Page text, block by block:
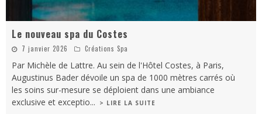
Le nouveau spa du Costes
7 janvier 2026 Créations Spa
Par Michèle de Lattre. Au sein de l'Hôtel Costes, à Paris,
Augustinus Bader dévoile un spa de 1000 mètres carrés où
les soins sur-mesure se déploient dans une ambiance
exclusive et exceptio... > LIRE LA SUITE